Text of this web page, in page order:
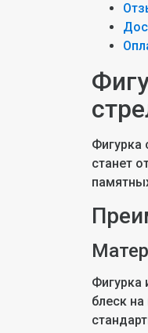
Фигурка
станет
Фигурка
блеск